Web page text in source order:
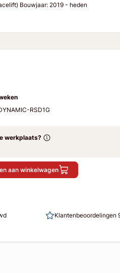
Bouwjaar: 2019 - heden
RSD1G
werkplaats?
aan winkelwagen
Klantenbeoordelingen